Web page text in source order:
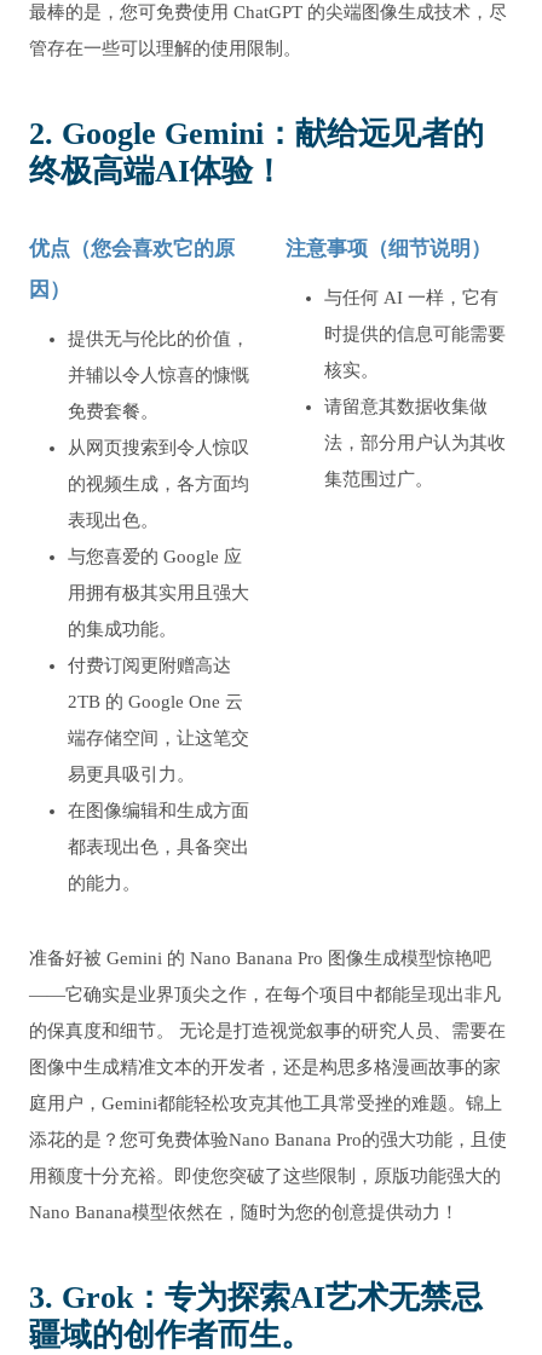
最棒的是，您可免费使用 ChatGPT 的尖端图像生成技术，尽
管存在一些可以理解的使用限制。
2. Google Gemini：献给远见者的
终极高端AI体验！
优点（您会喜欢它的原
因）
提供无与伦比的价值，
并辅以令人惊喜的慷慨
免费套餐。
从网页搜索到令人惊叹
的视频生成，各方面均
表现出色。
与您喜爱的 Google 应
用拥有极其实用且强大
的集成功能。
付费订阅更附赠高达
2TB 的 Google One 云
端存储空间，让这笔交
易更具吸引力。
在图像编辑和生成方面
都表现出色，具备突出
的能力。
注意事项（细节说明）
与任何 AI 一样，它有
时提供的信息可能需要
核实。
请留意其数据收集做
法，部分用户认为其收
集范围过广。
准备好被 Gemini 的 Nano Banana Pro 图像生成模型惊艳吧
——它确实是业界顶尖之作，在每个项目中都能呈现出非凡
的保真度和细节。 无论是打造视觉叙事的研究人员、需要在
图像中生成精准文本的开发者，还是构思多格漫画故事的家
庭用户，Gemini都能轻松攻克其他工具常受挫的难题。锦上
添花的是？您可免费体验Nano Banana Pro的强大功能，且使
用额度十分充裕。即使您突破了这些限制，原版功能强大的
Nano Banana模型依然在，随时为您的创意提供动力！
3. Grok：专为探索AI艺术无禁忌
疆域的创作者而生。